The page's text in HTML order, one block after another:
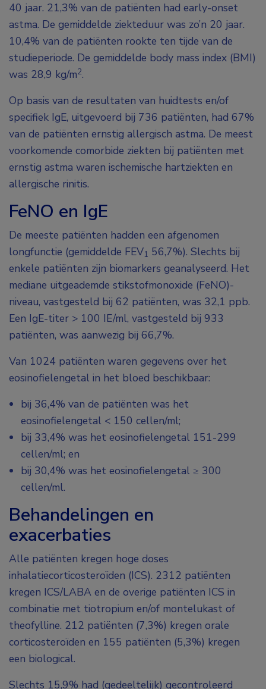
40 jaar. 21,3% van de patiënten had early-onset
astma. De gemiddelde ziekteduur was zo’n 20 jaar.
10,4% van de patiënten rookte ten tijde van de
studieperiode. De gemiddelde body mass index (BMI)
was 28,9 kg/m2.
Op basis van de resultaten van huidtests en/of
specifiek IgE, uitgevoerd bij 736 patiënten, had 67%
van de patiënten ernstig allergisch astma. De meest
voorkomende comorbide ziekten bij patiënten met
ernstig astma waren ischemische hartziekten en
allergische rinitis.
FeNO en IgE
De meeste patiënten hadden een afgenomen
longfunctie (gemiddelde FEV1 56,7%). Slechts bij
enkele patiënten zijn biomarkers geanalyseerd. Het
mediane uitgeademde stikstofmonoxide (FeNO)-
niveau, vastgesteld bij 62 patiënten, was 32,1 ppb.
Een IgE-titer > 100 IE/ml, vastgesteld bij 933
patiënten, was aanwezig bij 66,7%.
Van 1024 patiënten waren gegevens over het
eosinofielengetal in het bloed beschikbaar:
bij 36,4% van de patiënten was het
eosinofielengetal < 150 cellen/ml;
bij 33,4% was het eosinofielengetal 151-299
cellen/ml; en
bij 30,4% was het eosinofielengetal ≥ 300
cellen/ml.
Behandelingen en
exacerbaties
Alle patiënten kregen hoge doses
inhalatiecorticosteroïden (ICS). 2312 patiënten
kregen ICS/LABA en de overige patiënten ICS in
combinatie met tiotropium en/of montelukast of
theofylline. 212 patiënten (7,3%) kregen orale
corticosteroïden en 155 patiënten (5,3%) kregen
een biological.
Slechts 15,9% had (gedeeltelijk) gecontroleerd